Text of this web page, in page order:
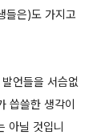
들은)도 가지고
언들을 서슴없
씁쓸한 생각이
아닐 것입니